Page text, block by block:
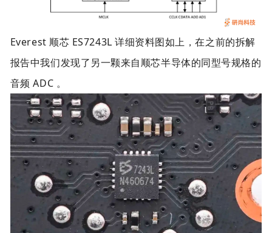
Everest 顺芯 ES7243L 详细资料图如上，在之前的拆解
报告中我们发现了另一颗来自顺芯半导体的同型号规格的
音频 ADC 。